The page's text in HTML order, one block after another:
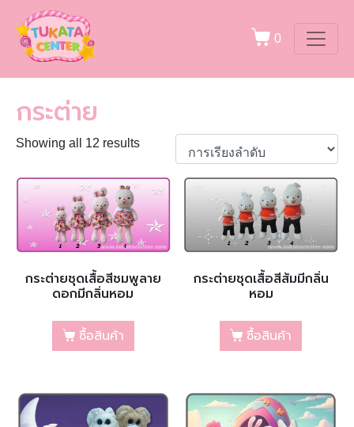
0
กระต่าย
Showing all 12 results
กระต่ายชุดเสื้อสีชมพูลาย
ดอกมีกลิ่นหอม
ซื้อสินค้า
กระต่ายชุดเสื้อสีส้มมีกลิ่น
หอม
ซื้อสินค้า